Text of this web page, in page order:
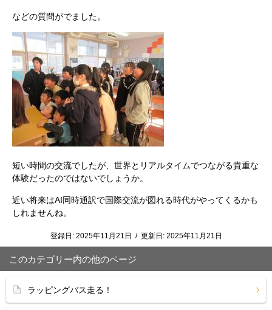
などの質問がでました。
短い時間の交流でしたが、世界とリアルタイムでつながる貴重な
体験だったのではないでしょうか。
近い将来はAI同時通訳で国際交流が図れる時代がやってくるかも
しれませんね。
登録日: 2025年11月21日 / 更新日: 2025年11月21日
このカテゴリー内の他のページ
ラッピングバス走る！